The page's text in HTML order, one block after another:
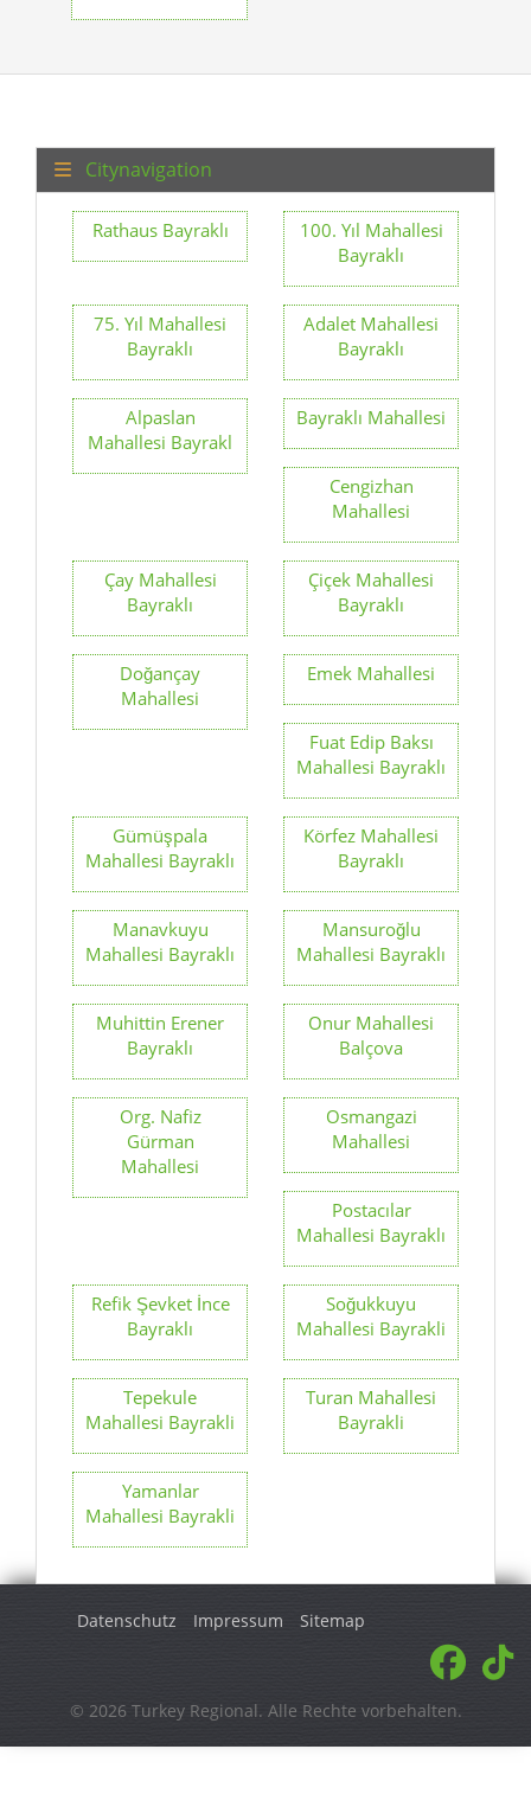
Citynavigation
Rathaus Bayraklı
100. Yıl Mahallesi
Bayraklı
75. Yıl Mahallesi
Bayraklı
Adalet Mahallesi
Bayraklı
Alpaslan
Mahallesi Bayrakl
Bayraklı Mahallesi
Cengizhan
Mahallesi
Çay Mahallesi
Bayraklı
Çiçek Mahallesi
Bayraklı
Doğançay
Mahallesi
Emek Mahallesi
Fuat Edip Baksı
Mahallesi Bayraklı
Gümüşpala
Mahallesi Bayraklı
Körfez Mahallesi
Bayraklı
Manavkuyu
Mahallesi Bayraklı
Mansuroğlu
Mahallesi Bayraklı
Muhittin Erener
Bayraklı
Onur Mahallesi
Balçova
Org. Nafiz
Gürman
Mahallesi
Osmangazi
Mahallesi
Postacılar
Mahallesi Bayraklı
Refik Şevket İnce
Bayraklı
Soğukkuyu
Mahallesi Bayrakli
Tepekule
Mahallesi Bayrakli
Turan Mahallesi
Bayrakli
Yamanlar
Mahallesi Bayrakli
Datenschutz Impressum Sitemap
© 2026 Turkey Regional. Alle Rechte vorbehalten.